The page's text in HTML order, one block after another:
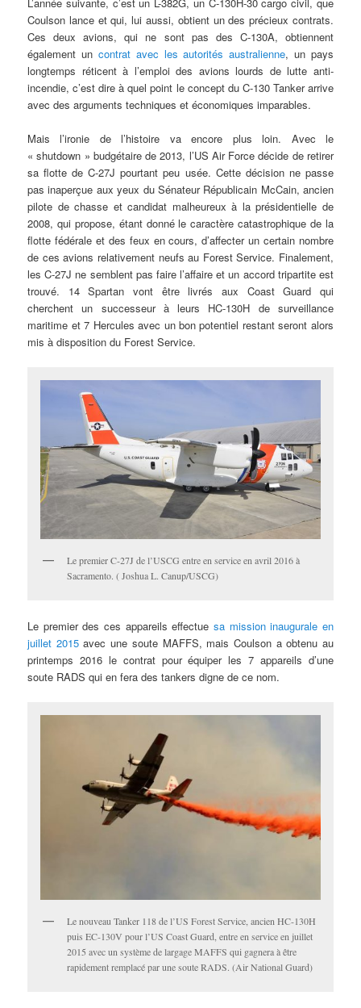
Coulson lance et qui, lui aussi, obtient un des précieux contrats.
Ces deux avions, qui ne sont pas des C-130A, obtiennent
également un contrat avec les autorités australienne, un pays
longtemps réticent à l’emploi des avions lourds de lutte anti-
incendie, c’est dire à quel point le concept du C-130 Tanker arrive
avec des arguments techniques et économiques imparables.
Mais l’ironie de l’histoire va encore plus loin. Avec le
« shutdown » budgétaire de 2013, l’US Air Force décide de retirer
sa flotte de C-27J pourtant peu usée. Cette décision ne passe
pas inaperçue aux yeux du Sénateur Républicain McCain, ancien
pilote de chasse et candidat malheureux à la présidentielle de
2008, qui propose, étant donné le caractère catastrophique de la
flotte fédérale et des feux en cours, d’affecter un certain nombre
de ces avions relativement neufs au Forest Service. Finalement,
les C-27J ne semblent pas faire l’affaire et un accord tripartite est
trouvé. 14 Spartan vont être livrés aux Coast Guard qui
cherchent un successeur à leurs HC-130H de surveillance
maritime et 7 Hercules avec un bon potentiel restant seront alors
mis à disposition du Forest Service.
Le premier C-27J de l’USCG entre en service en avril 2016 à
Sacramento. ( Joshua L. Canup/USCG)
Le premier des ces appareils effectue sa mission inaugurale en
juillet 2015avec une soute MAFFS, mais Coulson a obtenu au
printemps 2016 le contrat pour équiper les 7 appareils d’une
soute RADS qui en fera des tankers digne de ce nom.
Le nouveau Tanker 118 de l’US Forest Service, ancien HC-130H
puis EC-130V pour l’US Coast Guard, entre en service en juillet
2015 avec un système de largage MAFFS qui gagnera à être
rapidement remplacé par une soute RADS. (Air National Guard)